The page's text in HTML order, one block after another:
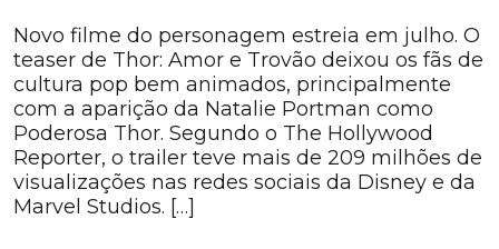
Novo filme do personagem estreia em julho. O
teaser de Thor: Amor e Trovão deixou os fãs de
cultura pop bem animados, principalmente
com a aparição da Natalie Portman como
Poderosa Thor. Segundo o The Hollywood
Reporter, o trailer teve mais de 209 milhões de
visualizações nas redes sociais da Disney e da
Marvel Studios. […]